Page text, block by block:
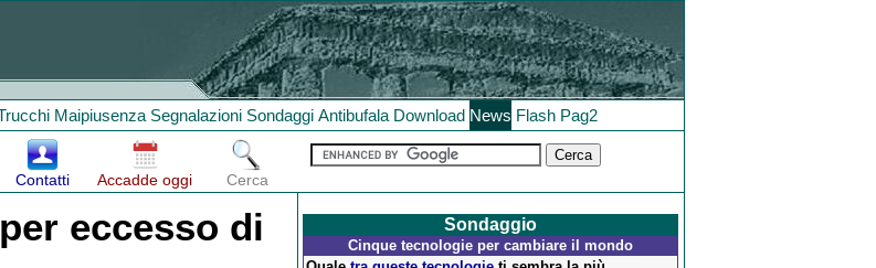
Maipiusenza Segnalazioni Sondaggi Antibufala Download News Flash Pag2
Contatti Accadde oggi Cerca
eccesso di
Sondaggio
Cinque tecnologie per cambiare il mondo